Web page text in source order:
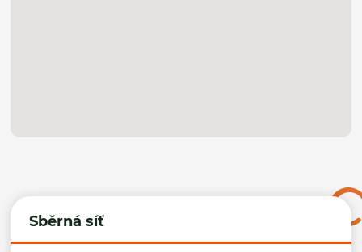
Sběrná síť